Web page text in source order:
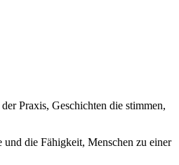
Praxis, Geschichten die stimmen,
die Fähigkeit, Menschen zu einer